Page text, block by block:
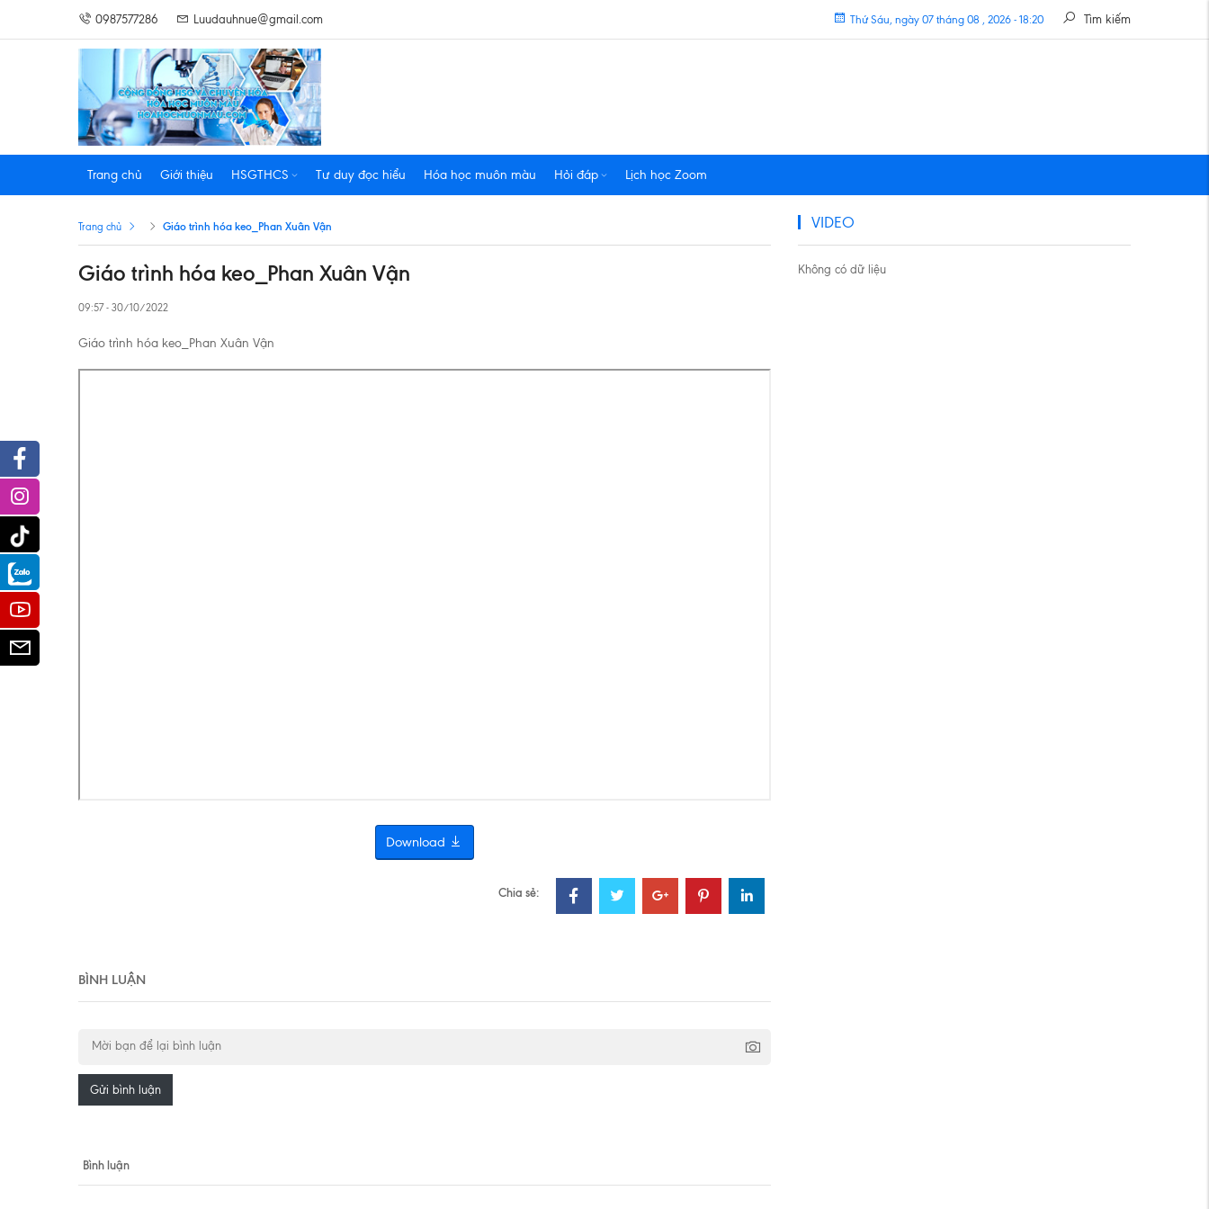
0987577286 Luudauhnue@gmail.com Tìm kiếm
Thứ Sáu, ngày 07 tháng 08 , 2026 - 18:20
Trang chủ Giới thiệu HSGTHCS Tư duy đọc hiểu Hóa học muôn màu Hỏi đáp Lịch học Zoom
Trang chủ Giáo trình hóa keo_Phan Xuân Vận
Giáo trình hóa keo_Phan Xuân Vận
09:57 - 30/10/2022
Giáo trình hóa keo_Phan Xuân Vận
Download
Chia sẻ:
BÌNH LUẬN
Gửi bình luận
Bình luận
VIDEO
Không có dữ liệu